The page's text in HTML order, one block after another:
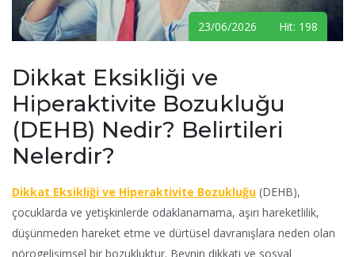
23/06/2026 Hit: 198
Dikkat Eksikliği ve
Hiperaktivite Bozukluğu
(DEHB) Nedir? Belirtileri
Nelerdir?
Dikkat Eksikliği ve Hiperaktivite Bozukluğu (DEHB),
çocuklarda ve yetişkinlerde odaklanamama, aşırı hareketlilik,
düşünmeden hareket etme ve dürtüsel davranışlara neden olan
nörogelişimsel bir bozukluktur. Beynin dikkati ve sosyal